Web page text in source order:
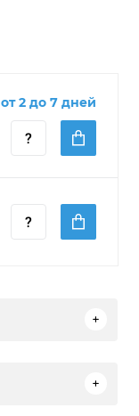
от 2 до 7 дней